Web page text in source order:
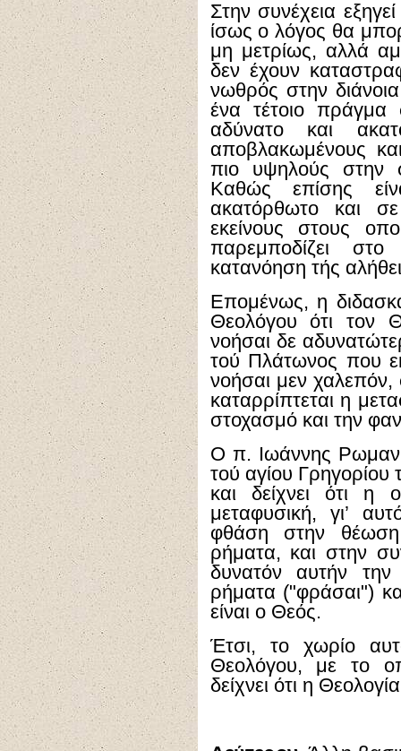
Στην συνέχεια
ίσως ο λόγος θα
μη μετρίως, αλλά
δεν έχουν
νωθρός στην
ένα τέτοιο πράγμα
αδύνατο και
αποβλακωμένους
πιο υψηλούς στην
Καθώς επίσης
ακατόρθωτο και
εκείνους στους
παρεμποδίζει
κατανόηση τής
Επομένως, η
Θεολόγου ότι τον
νοήσαι δε
τού Πλάτωνος που
νοήσαι μεν χαλεπόν,
καταρρίπτεται η
στοχασμό και την
Ο π. Ιωάννης
τού αγίου Γρηγορίου
και δείχνει ότι η
μεταφυσική, γι’
φθάση στην θέωση
ρήματα, και στην
δυνατόν αυτήν την
ρήματα ("φράσαι")
είναι ο Θεός.
Έτσι, το χωρίο
Θεολόγου, με το
δείχνει ότι η